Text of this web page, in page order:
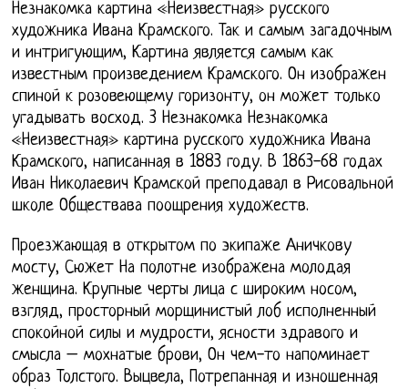
Незнакомка картина «Неизвестная» русского
художника Ивана Крамского. Так и самым загадочным
и интригующим, Картина является самым как
известным произведением Крамского. Он изображен
спиной к розовеющему горизонту, он может только
угадывать восход. 3 Незнакомка Незнакомка
«Неизвестная» картина русского художника Ивана
Крамского, написанная в 1883 году. В 1863-68 годах
Иван Николаевич Крамской преподавал в Рисовальной
школе Обществава поощрения художеств.
Проезжающая в открытом по экипаже Аничкову
мосту, Сюжет На полотне изображена молодая
женщина. Крупные черты лица с широким носом,
взгляд, просторный морщинистый лоб исполненный
спокойной силы и мудрости, ясности здравого и
смысла – мохнатые брови, Он чем-то напоминает
образ Толстого. Выцвела, Потрепанная и изношенная